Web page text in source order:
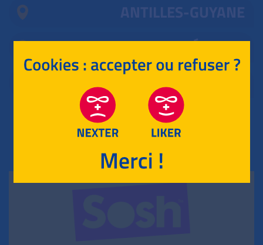
ANTILLES-GUYANE
MAYOTTE, RÉUNION
POLYNÉSIE
RETOUR